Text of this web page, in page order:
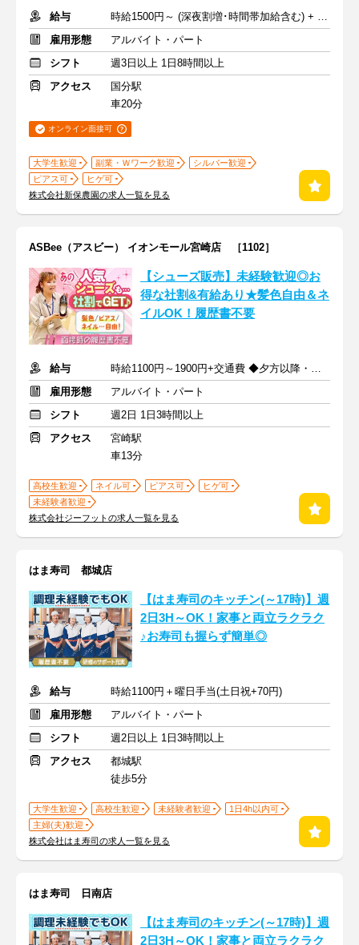
給与
時給1500円～ (深夜割増･時間帯加給含む) + 交通費規定支給
雇用形態
アルバイト・パート
シフト
週3日以上 1日8時間以上
アクセス
国分駅
車20分
オンライン面接可
大学生歓迎 副業・Ｗワーク歓迎
シルバー歓迎
ピアス可
ヒゲ可
株式会社新保農園の求人一覧を見る
ASBee（アスビー） イオンモール宮崎店 ［1102］
【シューズ販売】未経験歓迎◎お
得な社割&有給あり★髪色自由＆ネ
イルOK！履歴書不要
給与
時給1100円～1900円+交通費 ◆夕方以降・日祝加給あり！
雇用形態
アルバイト・パート
シフト
週2日 1日3時間以上
アクセス
宮崎駅
車13分
高校生歓迎 ネイル可 ピアス可
ヒゲ可
未経験者歓迎
株式会社ジーフットの求人一覧を見る
はま寿司 都城店
【はま寿司のキッチン(～17時)】週
2日3H～OK！家事と両立ラクラク
♪お寿司も握らず簡単◎
給与
時給1100円＋曜日手当(土日祝+70円)
雇用形態
アルバイト・パート
シフト
週2日以上 1日3時間以上
アクセス
都城駅
徒歩5分
大学生歓迎 高校生歓迎 未経験者歓迎
1日4h以内可
主婦(夫)歓迎
株式会社はま寿司の求人一覧を見る
はま寿司 日南店
【はま寿司のキッチン(～17時)】週
2日3H～OK！家事と両立ラクラク